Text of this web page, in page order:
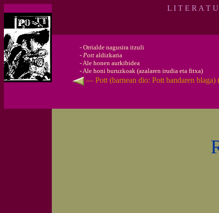
L I T E R A T
- Orrialde nagusira itzuli
- Pott aldizkaria
-Ale honen aurkibidea
-Ale honi buruzkoak (azalaren irudia eta fitxa)
— Pott (barnean dio: Pott bandaren